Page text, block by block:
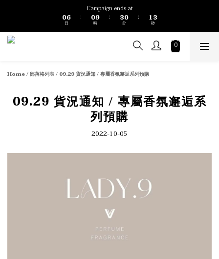
Campaign ends at
06
5
4
0
日
:
1
09
8
7
3
2
0
時
:
4
3
2
1
1
0
分
:
1
0
2
1
0
秒
Home/部落格列表/ 09.29 貨況通知 / 專屬香氛邂逅系列預購
09.29 貨況通知 / 專屬香氛邂逅系
列預購
2022-10-05